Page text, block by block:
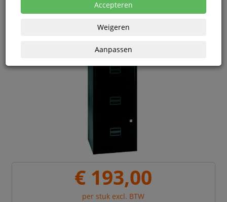
€ 193,00
per stuk excl. BTW
Accepteren
Weigeren
Aanpassen